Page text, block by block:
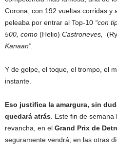
Corona, con 192 vueltas corridas y
peleaba por entrar al Top-10 “con
500, como (Helio) Castroneves,
Kanaan”.
Y de golpe, el toque, el trompo, el
instante.
Eso justifica la amargura, sin
quedará atrás. Este fin de
revancha, en el Grand Prix de
seguramente vendrá, en las otras